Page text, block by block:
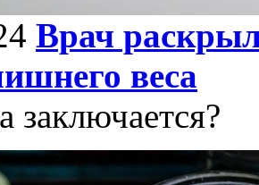
Врач
веса
заключается?